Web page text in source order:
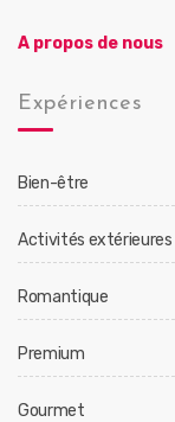
A propos de nous
Expériences
Bien-être
Activités extérieures
Romantique
Premium
Gourmet